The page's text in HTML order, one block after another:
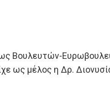
Βουλευτών-
ως μέλος η Δρ.